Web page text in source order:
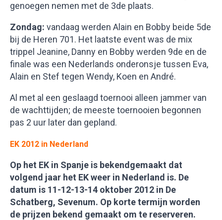
genoegen nemen met de 3de plaats.
Zondag: vandaag werden Alain en Bobby beide 5de
bij de Heren 701. Het laatste event was de mix
trippel Jeanine, Danny en Bobby werden 9de en de
finale was een Nederlands onderonsje tussen Eva,
Alain en Stef tegen Wendy, Koen en André.
Al met al een geslaagd toernooi alleen jammer van
de wachttijden; de meeste toernooien begonnen
pas 2 uur later dan gepland.
EK 2012 in Nederland
Op het EK in Spanje is bekendgemaakt dat
volgend jaar het EK weer in Nederland is. De
datum is 11-12-13-14 oktober 2012 in De
Schatberg, Sevenum. Op korte termijn worden
de prijzen bekend gemaakt om te reserveren.